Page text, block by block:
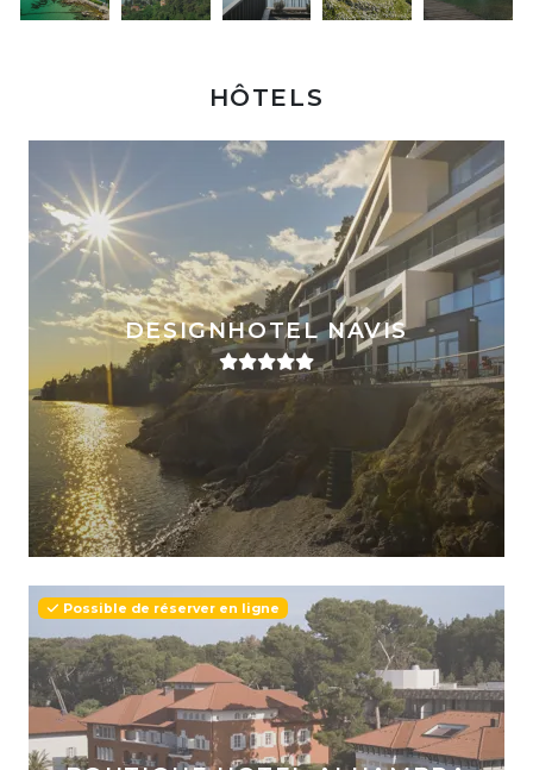
HÔTELS
DESIGNHOTEL NAVIS
Possible de réserver en ligne